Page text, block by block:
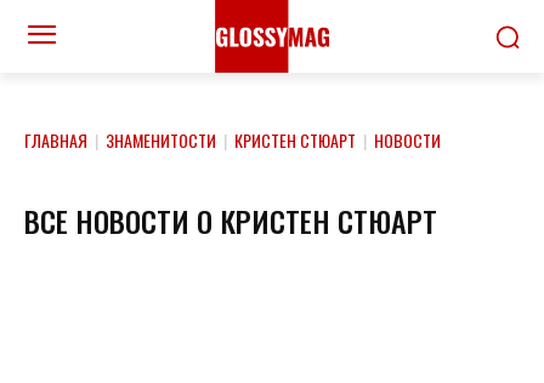
ГЛАВНАЯ | ЗНАМЕНИТОСТИ | КРИСТЕН СТЮАРТ | НОВОСТИ
ВСЕ НОВОСТИ О КРИСТЕН СТЮАРТ